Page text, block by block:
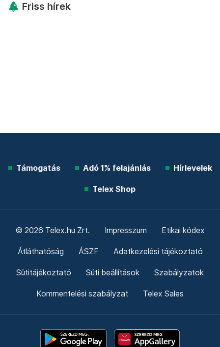
Friss hírek
Támogatás Adó 1% felajánlás Hírlevelek
Telex Shop
© 2026 Telex.hu Zrt. Impresszum Etikai kódex
Átláthatóság ÁSZF Adatkezelési tájékoztató
Sütitájékoztató Süti beállítások Szabályzatok
Kommentelési szabályzat Telex Sales